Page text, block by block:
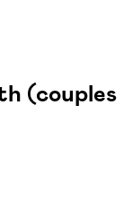
(couples